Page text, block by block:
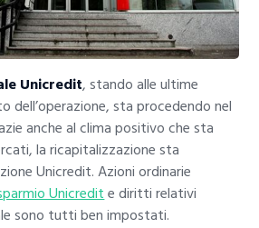
Unicredit, stando alle ultime
dell’operazione, sta procedendo nel
anche al clima positivo che sta
la ricapitalizzazione sta
Unicredit. Azioni ordinarie
Unicredite diritti relativi
sono tutti ben impostati.